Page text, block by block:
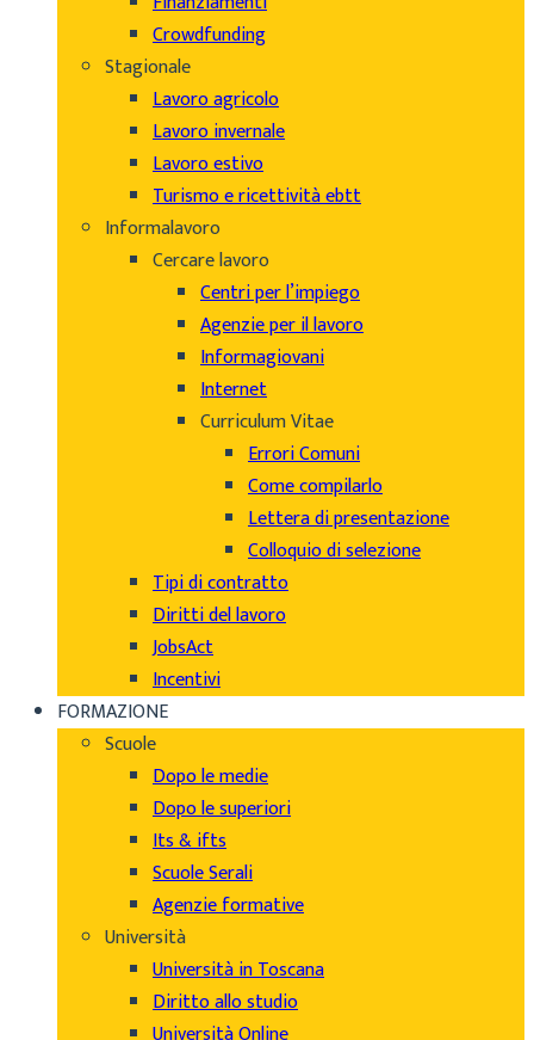
Crowdfunding
Stagionale
Lavoro agricolo
Lavoro invernale
Lavoro estivo
Turismo e ricettività ebtt
Informalavoro
Cercare lavoro
Centri per l’impiego
Agenzie per il lavoro
Informagiovani
Internet
Curriculum Vitae
Errori Comuni
Come compilarlo
Lettera di presentazione
Colloquio di selezione
Tipi di contratto
Diritti del lavoro
JobsAct
Incentivi
FORMAZIONE
Scuole
Dopo le medie
Dopo le superiori
Its & ifts
Scuole Serali
Agenzie formative
Università
Università in Toscana
Diritto allo studio